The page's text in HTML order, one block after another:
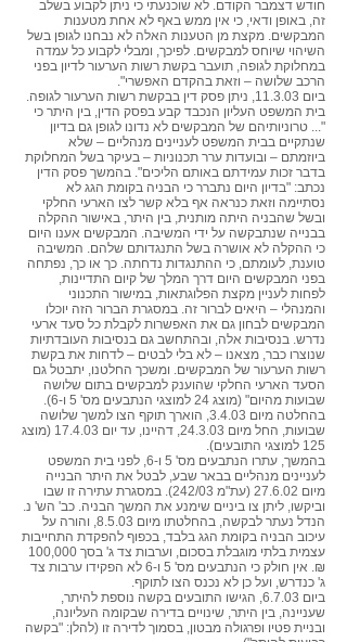
חודש דצמבר הקודם. לא שוכנעתי כי ניתן לקבוע בשלב
זה, באופן ודאי, כי אין ממש באף לא אחת מטענות
המבקשים. מקצת מן הטענות האלה לא נבחנו לגופן בשל
השיהוי שיוחס למבקשים. לפיכך, ומבלי לקבוע כל עמדה
במחלוקת לגופה, תועבר בקשת רשות הערעור לדיון בפני
הרכב שלושה – וזאת בהקדם האפשרי".
ביום 11.3.03, ניתן פסק דין בבקשת רשות הערעור לגופה.
בית המשפט העליון הנכבד קבע בפסק הדין, בין היתר כי
"... טרוניותיהם של המבקשים לא נדונו לגופן גם בדיון
שנתקיים בבית המשפט לעניינים מנהליים – שלא
ביוזמתם – ובועדות ערר תכנוניות – בעיקר בשל המחלוקת
בדבר זכות עמידתם באותם הליכים". בהמשך פסק הדין
נכתב: "בדיון היום נתברר כי הבניה בקומת הגג לא
נסתיימה וזאת כנראה אף בלא קשר לצו הארעי החלקי
ובשל שהבניה היתה מותנית, בין היתר, באישור ההקלה
בבנייה שנתבקשה על ידי המשיבה. המבקשים אענו היום
כי ההקלה לא אושרה בשל התנגדותם שלהם. המשיבה
טוענת, לעומתם, כי ההתנגדות נדחתה. כך או כך, נפתחה
בפני המבקשים היום דרך המלך של קיום התדיינות,
לפחות לעניין מקצת הפלוגתאות, במישור התכנוני
והמנהלי – היאים לברור זה. במסגרת הברור הזה יוכלו
המבקשים לבחון גם את האפשרות לקבלת כל סעד ארעי
נדרש. בנסיבות אלה, ובהתחשב גם בנסיבות העובדתיות
שנוצרו כבר, מצאנו – לא בלי לבטים – לדחות את בקשת
רשות הערעור של המבקשים. ומשכך החלטנו, יתבטל גם
הסעד הארעי החלקי שהוענק למבקשים בתום שלושה
שבועות מהיום" (מוצג 24 למוצגי הנתבעים מס' 5 ו-6).
בהחלטה מיום 3.4.03, הוארך תוקף הצו למשך שלושה
שבועות, החל מיום 24.3.03, דהיינו, עד יום 17.4.03 (מוצג
125 למוצגי התובעים).
בהמשך, עתרו הנתבעים מס' 5 ו-6, לפני בית המשפט
לעניינים מנהליים בבאר שבע, לבטל את היתר הבנייה
מיום 27.6.02 (עת"מ 242/03). במסגרת עתירה זו שבו
וביקשו, ליתן צו ביניים שימנע את המשך הבניה. כב' הש' נ.
הנדל נעתר לבקשה, בהחלטתו מיום 8.5.03, והורה על
עיכוב הבניה בקומת הגג בלבד, בכפוף להפקדת התחייבות
עצמית בלתי מוגבלת בסכום, וערבות צד ג' בסך 100,000
₪. אין חולק כי הנתבעים מס' 5 ו-6 לא הפקידו ערבות צד
ג' כנדרש, ועל כן לא נכנס הצו לתוקף.
ביום 6.7.03, הגישו התובעים בקשה נוספת להיתר,
שעניינה, בין היתר, שינויים בדירה שבקומה העליונה,
ובניית פטיו ופרגולה מבטון, בסמוך לדירה זו (להלן: "בקשה